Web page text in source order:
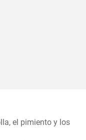
el pimiento y los